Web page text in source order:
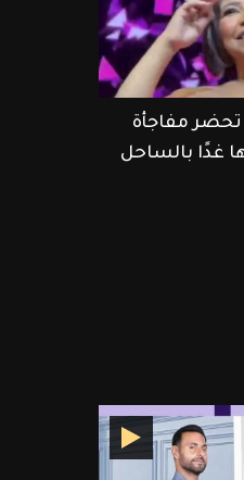
مفاجأة
غدًا بالساحل